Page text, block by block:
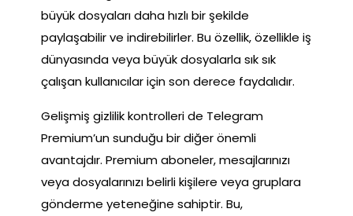
büyük dosyaları daha hızlı bir şekilde
paylaşabilir ve indirebilirler. Bu özellik, özellikle iş
dünyasında veya büyük dosyalarla sık sık
çalışan kullanıcılar için son derece faydalıdır.
Gelişmiş gizlilik kontrolleri de Telegram
Premium’un sunduğu bir diğer önemli
avantajdır. Premium aboneler, mesajlarınızı
veya dosyalarınızı belirli kişilere veya gruplara
gönderme yeteneğine sahiptir. Bu,